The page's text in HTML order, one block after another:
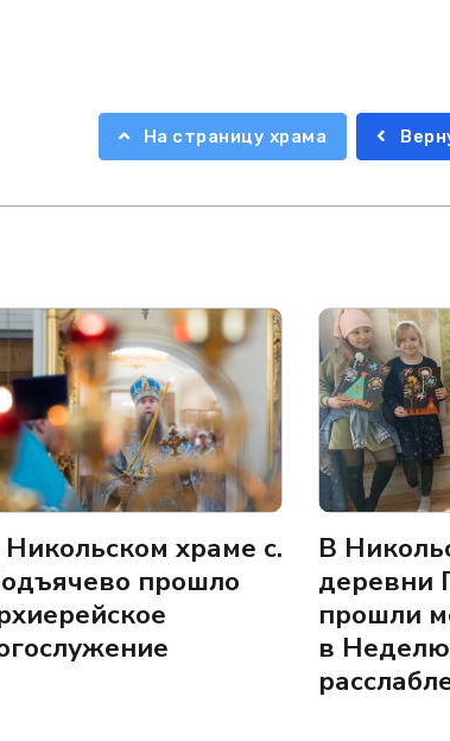
На страницу храма
храме с.
прошло
В
деревни
прошли
в